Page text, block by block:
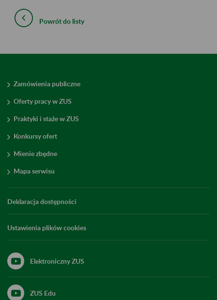
Powrót do listy
Zamówienia publiczne
Oferty pracy w ZUS
Praktyki i staże w ZUS
Konkursy ofert
Mienie zbędne
Mapa serwisu
Deklaracja dostępności
Ustawienia plików cookies
Elektroniczny ZUS
ZUS Edu